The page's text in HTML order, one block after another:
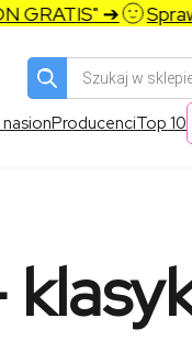
➔ Sprawdź
Wyszukiwarka
produktów
ProducenciTop 10